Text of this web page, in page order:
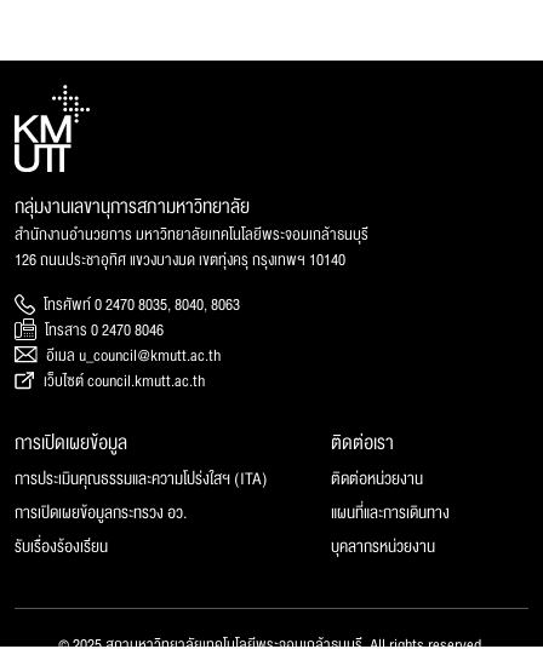
กลุ่มงานเลขานุการสภามหาวิทยาลัย
สำนักงานอำนวยการ มหาวิทยาลัยเทคโนโลยีพระจอมเกล้าธนบุรี
126 ถนนประชาอุทิศ แขวงบางมด เขตทุ่งครุ กรุงเทพฯ 10140
โทรศัพท์ 0 2470 8035, 8040, 8063
โทรสาร 0 2470 8046
อีเมล u_council@kmutt.ac.th
เว็บไซต์ council.kmutt.ac.th
การเปิดเผยข้อมูล
การประเมินคุณธรรมและความโปร่งใสฯ (ITA)
การเปิดเผยข้อมูลกระทรวง อว.
รับเรื่องร้องเรียน
ติดต่อเรา
ติดต่อหน่วยงาน
แผนที่และการเดินทาง
บุคลากรหน่วยงาน